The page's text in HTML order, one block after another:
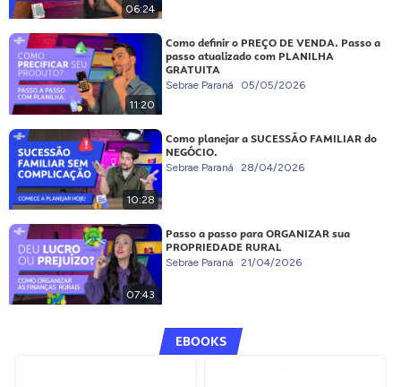
06:24
11:20
Como definir o PREÇO DE VENDA. Passo a
passo atualizado com PLANILHA
GRATUITA
Sebrae Paraná 05/05/2026
10:28
Como planejar a SUCESSÃO FAMILIAR do
NEGÓCIO.
Sebrae Paraná 28/04/2026
07:43
Passo a passo para ORGANIZAR sua
PROPRIEDADE RURAL
Sebrae Paraná 21/04/2026
EBOOKS